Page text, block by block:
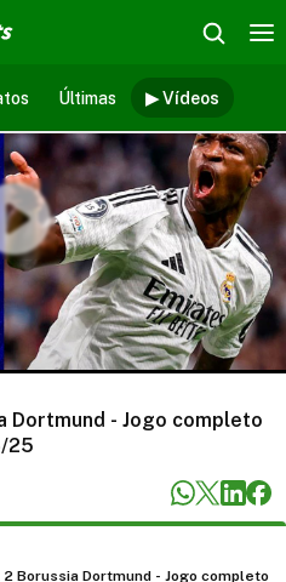
Últimas ▶ Vídeos
Dortmund - Jogo completo
25
Borussia Dortmund - Jogo completo